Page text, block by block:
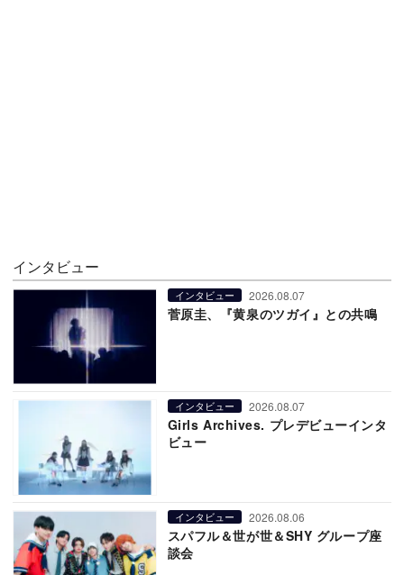
インタビュー
インタビュー 2026.08.07
菅原圭、『黄泉のツガイ』との共鳴
インタビュー 2026.08.07
Girls Archives. プレデビューインタ
ビュー
インタビュー 2026.08.06
スパフル＆世が世＆SHY グループ座
談会